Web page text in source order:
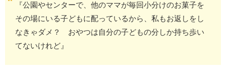
『公園やセンターで、他のママが毎回小分けのお菓子を
その場にいる子どもに配っているから、私もお返しをし
なきゃダメ？ おやつは自分の子どもの分しか持ち歩い
てないけれど』